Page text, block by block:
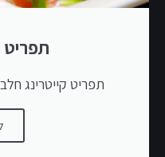
תפריט
תפריט קייטרינג